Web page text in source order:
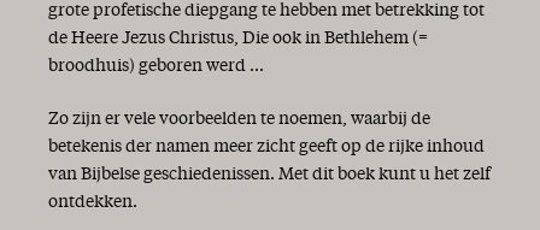
grote profetische diepgang te hebben met betrekking tot
de Heere Jezus Christus, Die ook in Bethlehem (=
broodhuis) geboren werd ...
Zo zijn er vele voorbeelden te noemen, waarbij de
betekenis der namen meer zicht geeft op de rijke inhoud
van Bijbelse geschiedenissen. Met dit boek kunt u het zelf
ontdekken.